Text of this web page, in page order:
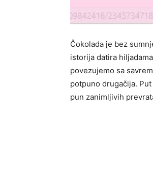
Čokolada je bez
istorija datira
povezujemo sa
potpuno drugačija.
pun zanimljivih